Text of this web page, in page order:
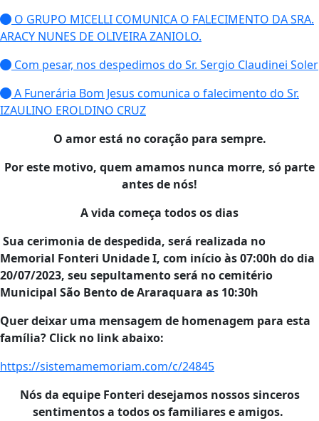
O GRUPO MICELLI COMUNICA O FALECIMENTO DA SRA.
ARACY NUNES DE OLIVEIRA ZANIOLO.
Com pesar, nos despedimos do Sr. Sergio Claudinei Soler
A Funerária Bom Jesus comunica o falecimento do Sr.
IZAULINO EROLDINO CRUZ
O amor está no coração para sempre.
Por este motivo, quem amamos nunca morre, só parte
antes de nós!
A vida começa todos os dias
Sua cerimonia de despedida, será realizada no
Memorial Fonteri Unidade I, com início às 07:00h do dia
20/07/2023, seu sepultamento será no cemitério
Municipal São Bento de Araraquara as 10:30h
Quer deixar uma mensagem de homenagem para esta
família? Click no link abaixo:
https://sistemamemoriam.com/c/24845
Nós da equipe Fonteri desejamos nossos sinceros
sentimentos a todos os familiares e amigos.